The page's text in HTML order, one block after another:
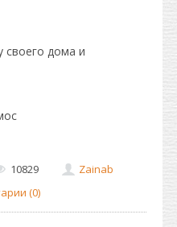
своего дома и
10829
Zainab
(0)